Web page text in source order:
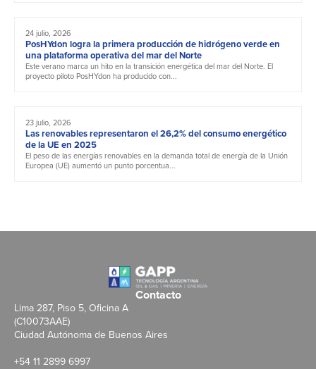
24 julio, 2026
PosHYdon logra la primera producción de hidrógeno verde en
una plataforma operativa del mar del Norte
Este verano marca un hito en la transición energética del mar del Norte. El
proyecto piloto PosHYdon ha producido con...
23 julio, 2026
Las renovables representaron el 26,2% del consumo energético
de la UE en 2025
El peso de las energías renovables en la demanda total de energía de la Unión
Europea (UE) aumentó un punto porcentua...
Contacto
Lima 287, Piso 5, Oficina A
(C10073AAE)
Ciudad Autónoma de Buenos Aires
+54 11 2899 6997